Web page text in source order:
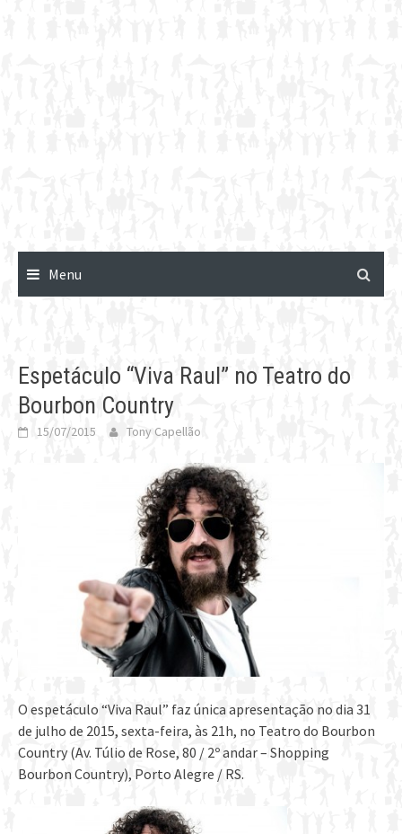
Menu
Espetáculo “Viva Raul” no Teatro do
Bourbon Country
15/07/2015 Tony Capellão
O espetáculo “Viva Raul” faz única apresentação no dia 31
de julho de 2015, sexta-feira, às 21h, no Teatro do Bourbon
Country (Av. Túlio de Rose, 80 / 2º andar – Shopping
Bourbon Country), Porto Alegre / RS.